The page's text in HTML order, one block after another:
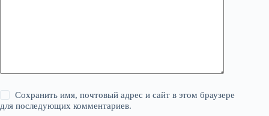
Сохранить имя, почтовый адрес и сайт в этом браузере
для последующих комментариев.